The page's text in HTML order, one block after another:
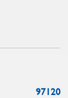
97120